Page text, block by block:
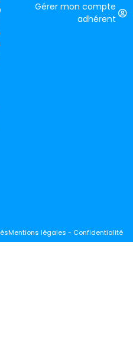
Gérer mon compte
adhérent
Mentions légales - Confidentialité